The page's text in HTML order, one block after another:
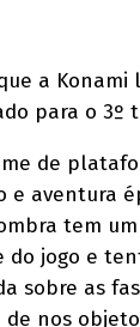
a Konami
para o 3º
de
aventura
tem
jogo e
sobre as
nos